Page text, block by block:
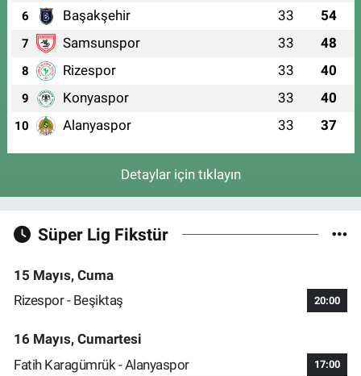
6 Başakşehir 33 54
7 Samsunspor 33 48
8 Rizespor 33 40
9 Konyaspor 33 40
10 Alanyaspor 33 37
Detaylar için tıklayın
Süper Lig Fikstür
15 Mayıs, Cuma
Rizespor - Beşiktaş
20:00
16 Mayıs, Cumartesi
Fatih Karagümrük - Alanyaspor
17:00